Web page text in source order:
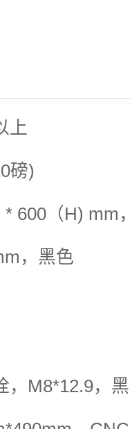
上
磅)
600（H) mm
，黑色
，M8*12.9，